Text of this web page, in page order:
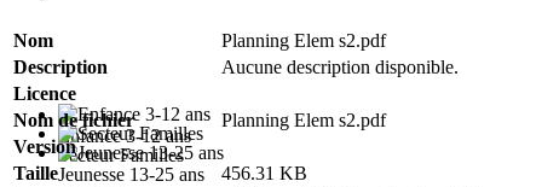
Enfance 3-12 ans
Secteur Familles
Jeunesse 13-25 ans
Nom
Planning Elem s2.pdf
Description
Aucune description disponible.
Licence
Nom de fichier
Planning Elem s2.pdf
Version
Taille
456.31 KB